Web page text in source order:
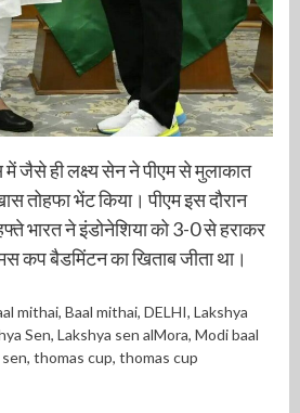
जैसे ही लक्ष्य सेन ने पीएम से मुलाकात
तोहफा भेंट किया। पीएम इस दौरान
भारत ने इंडोनेशिया को 3-0 से हराकर
कप बैडमिंटन का खिताब जीता था।
mithai, Baal mithai, DELHI, Lakshya
Sen, Lakshya sen alMora, Modi baal
, thomas cup, thomas cup